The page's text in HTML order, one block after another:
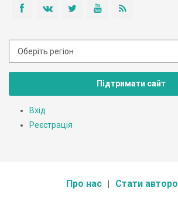
Підтримати сайт
Вхід
Реєстрація
Про нас Стати